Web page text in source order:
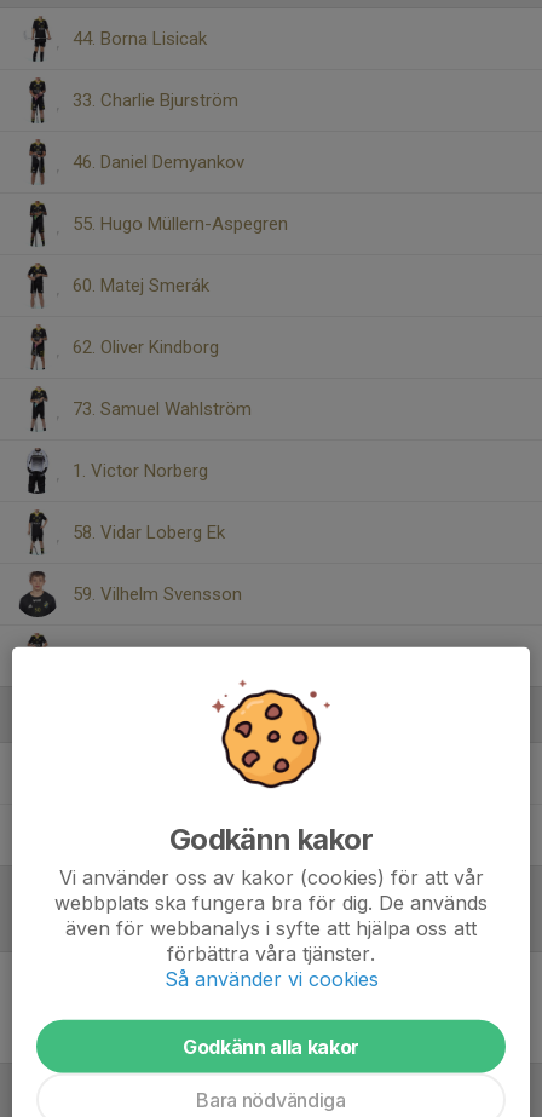
44. Borna Lisicak
33. Charlie Bjurström
46. Daniel Demyankov
55. Hugo Müllern-Aspegren
60. Matej Smerák
62. Oliver Kindborg
73. Samuel Wahlström
1. Victor Norberg
58. Vidar Loberg Ek
59. Vilhelm Svensson
Tränare
Tränare
Referat
Godkänn kakor
Vi använder oss av kakor (cookies) för att vår
webbplats ska fungera bra för dig. De används
även för webbanalys i syfte att hjälpa oss att
förbättra våra tjänster.
Så använder vi cookies
Godkänn alla kakor
Bara nödvändiga